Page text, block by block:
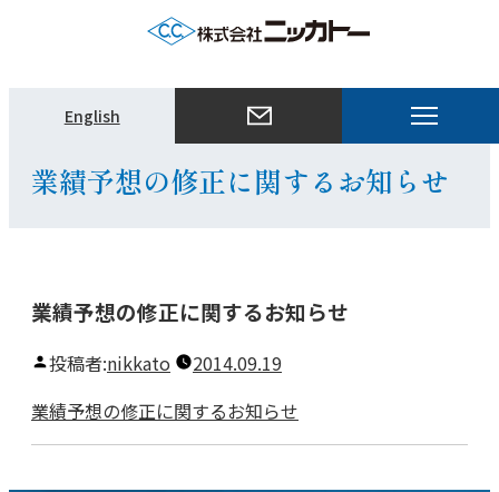
English
ー
業績予想の修正に関するお知らせ
業績予想の修正に関するお知らせ
投稿者:nikkato
2014.09.19
業績予想の修正に関するお知らせ